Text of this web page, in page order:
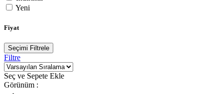
Yeni
Fiyat
Seçimi Filtrele
Filtre
Seç ve Sepete Ekle
Görünüm :